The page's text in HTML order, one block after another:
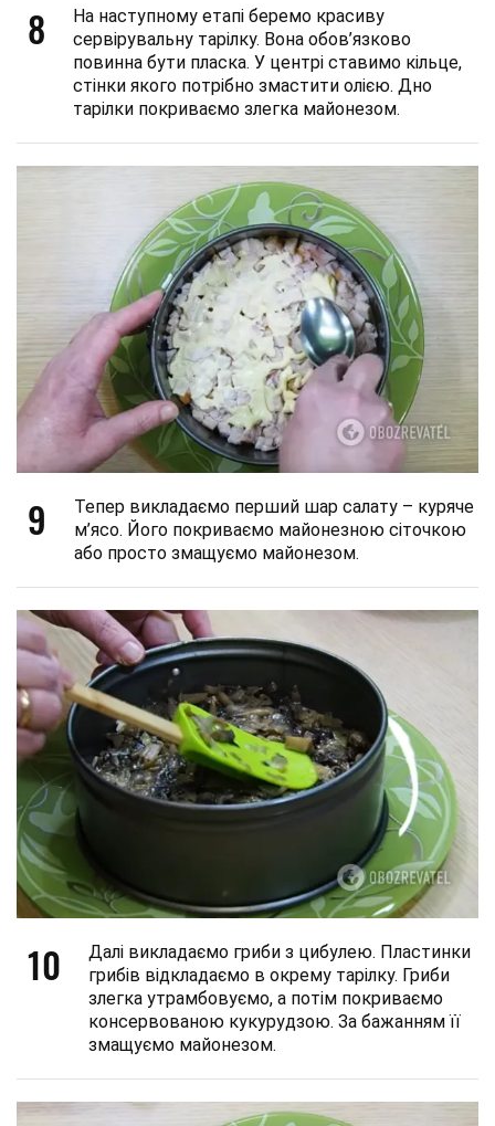
8
На наступному етапі беремо красиву
сервірувальну тарілку. Вона обов’язково
повинна бути пласка. У центрі ставимо кільце,
стінки якого потрібно змастити олією. Дно
тарілки покриваємо злегка майонезом.
9
Тепер викладаємо перший шар салату – куряче
м’ясо. Його покриваємо майонезною сіточкою
або просто змащуємо майонезом.
10
Далі викладаємо гриби з цибулею. Пластинки
грибів відкладаємо в окрему тарілку. Гриби
злегка утрамбовуємо, а потім покриваємо
консервованою кукурудзою. За бажанням її
змащуємо майонезом.